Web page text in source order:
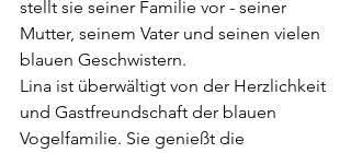
stellt sie seiner Familie vor - seiner
Mutter, seinem Vater und seinen vielen
blauen Geschwistern.
Lina ist überwältigt von der Herzlichkeit
und Gastfreundschaft der blauen
Vogelfamilie. Sie genießt die